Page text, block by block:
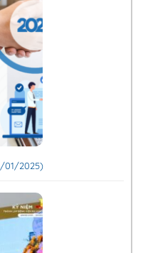
01/2025)